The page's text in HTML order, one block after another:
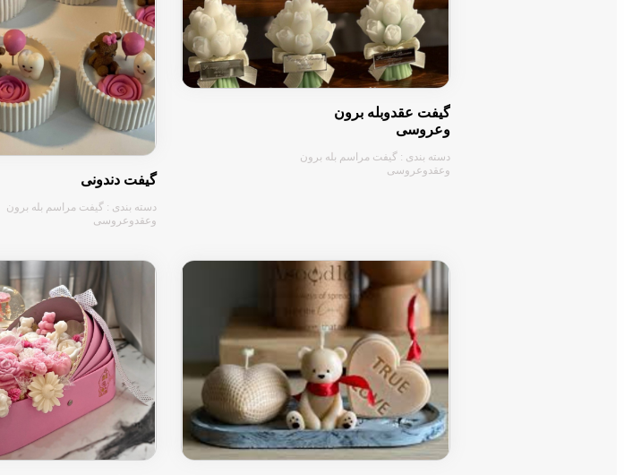
گیفت عقدوبله برون
وعروسی
دسته بندی : گیفت مراسم بله برون
وعقدوعروسی
گیفت دندونی
دسته بندی : گیفت مراسم بله برون
وعقدوعروسی